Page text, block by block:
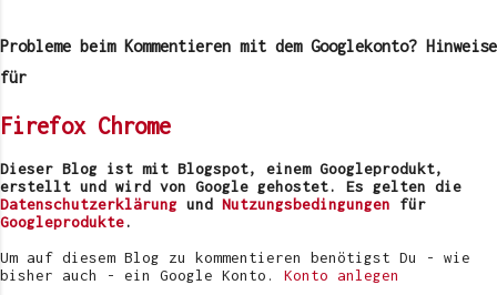
m
m
a
v
e
r
ö
f
e
Probleme beim Kommentieren mit dem Googlekonto? Hinweise
für
Firefox Chrome
Dieser Blog ist mit Blogspot, einem Googleprodukt,
erstellt und wird von Google gehostet. Es gelten die
Datenschutzerklärung und Nutzungsbedingungen für
Googleprodukte.
Um auf diesem Blog zu kommentieren benötigst Du - wie
bisher auch - ein Google Konto. Konto anlegen